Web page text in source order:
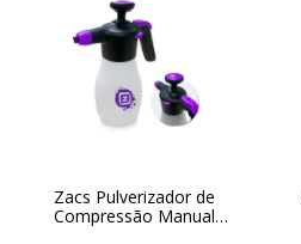
Zacs Pulverizador de
Compressão Manual